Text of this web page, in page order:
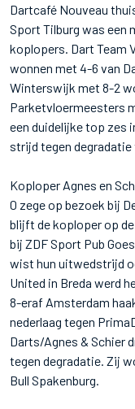
Dartcafé Nouveau
Sport Tilburg was een
koplopers. Dart Team
wonnen met 4-6 van
Winterswijk met 8-2
Parketvloermeesters
een duidelijke top zes
strijd tegen degradatie
Koploper Agnes en
0 zege op bezoek bij
blijft de koploper op
bij ZDF Sport Pub
wist hun uitwedstrijd
United in Breda werd
8-eraf Amsterdam
nederlaag tegen
Darts/Agnes & Schier
tegen degradatie. Zij
Bull Spakenburg.